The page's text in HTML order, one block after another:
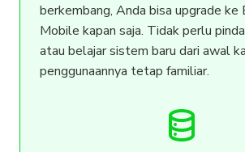
berkembang, Anda bisa upgrade ke
Mobile kapan saja. Tidak perlu
atau belajar sistem baru dari awal
penggunaannya tetap familiar.